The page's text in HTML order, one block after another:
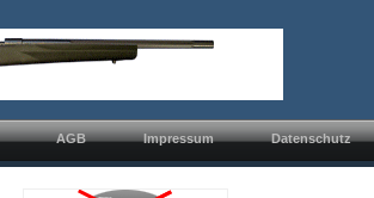
AGB Impressum Datenschutz